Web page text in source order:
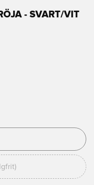
- SVART/VIT
tilmelde dig som medlem